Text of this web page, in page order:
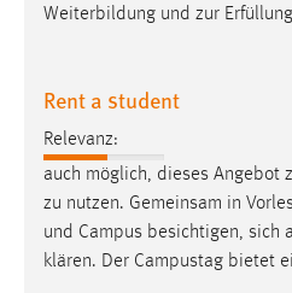
Weiterbildung und zur
Rent a student
Relevanz:
auch möglich, dieses Angebot
zu nutzen. Gemeinsam in
und Campus besichtigen, sich
klären. Der Campustag bietet